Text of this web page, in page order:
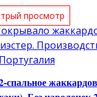
просмотр